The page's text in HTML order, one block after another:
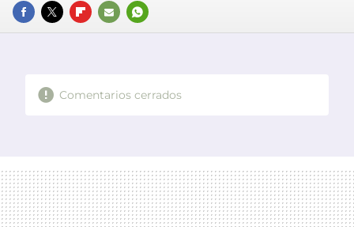
FACEBOOK
TWITTERFLIPBOARD
E-
WHATSAPP
Comentarios cerrados